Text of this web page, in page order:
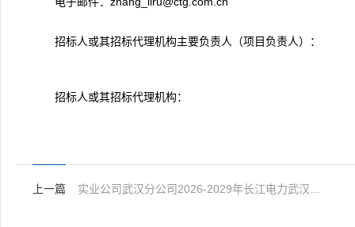
招标人或其招标代理机构主要负责人（项目负责人）：
招标人或其招标代理机构：
上一篇